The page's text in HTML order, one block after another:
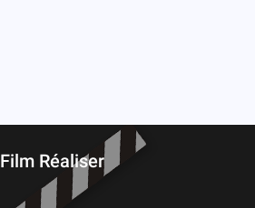
Film Réaliser